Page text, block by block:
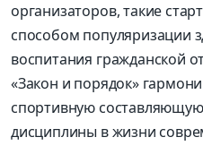
организаторов, такие
способом популяризации
воспитания гражданской
«Закон и порядок»
спортивную
дисциплины в жизни